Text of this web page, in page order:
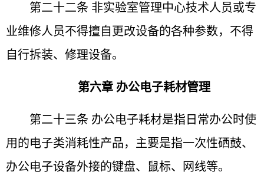
第二十二条 非实验室管理中心技术人员或专
业维修人 员不得擅自更改设备的各种参数，不得
自行拆装、修理设备。
第六章 办公电子耗材管理
第二十三条 办公电子耗材是指日常办公时使
用的电子类消耗性产品，主要是指一次性硒鼓、
办公电子设备外接的键盘、鼠标、网线等。